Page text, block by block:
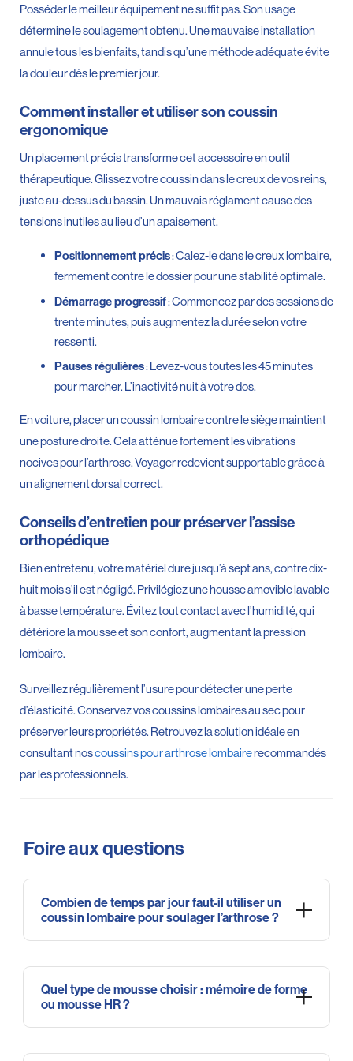
Posséder le meilleur équipement ne suffit pas. Son usage
détermine le soulagement obtenu. Une mauvaise installation
annule tous les bienfaits, tandis qu’une méthode adéquate évite
la douleur dès le premier jour.
Comment installer et utiliser son coussin
ergonomique
Un placement précis transforme cet accessoire en outil
thérapeutique. Glissez votre coussin dans le creux de vos reins,
juste au-dessus du bassin. Un mauvais réglament cause des
tensions inutiles au lieu d’un apaisement.
Positionnement précis: Calez-le dans le creux lombaire,
fermement contre le dossier pour une stabilité optimale.
Démarrage progressif: Commencez par des sessions de
trente minutes, puis augmentez la durée selon votre
ressenti.
Pauses régulières: Levez-vous toutes les 45 minutes
pour marcher. L’inactivité nuit à votre dos.
En voiture, placer un coussin lombaire contre le siège maintient
une posture droite. Cela atténue fortement les vibrations
nocives pour l’arthrose. Voyager redevient supportable grâce à
un alignement dorsal correct.
Conseils d’entretien pour préserver l’assise
orthopédique
Bien entretenu, votre matériel dure jusqu’à sept ans, contre dix-
huit mois s’il est négligé. Privilégiez une housse amovible lavable
à basse température. Évitez tout contact avec l’humidité, qui
détériore la mousse et son confort, augmentant la pression
lombaire.
Surveillez régulièrement l’usure pour détecter une perte
d’élasticité. Conservez vos coussins lombaires au sec pour
préserver leurs propriétés. Retrouvez la solution idéale en
consultant noscoussins pour arthrose lombairerecommandés
par les professionnels.
Foire aux questions
Combien de temps par jour faut-il utiliser un
coussin lombaire pour soulager l’arthrose ?
Commencez généralement par 30 minutes, puis augmentez
progressivement jusqu’à 4 ou 6 heures par jour. Pour un
confortet une efficacité durables, privilégiez des pauses
quotidienne.
Quel type de mousse choisir : mémoire de forme
ou mousse HR ?
Lamémoire de formeest idéale si vous pesez moins de 80 kg,